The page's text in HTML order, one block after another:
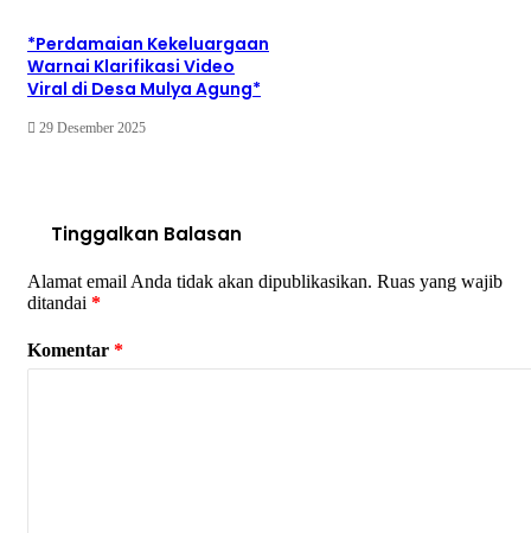
*Perdamaian Kekeluargaan
Warnai Klarifikasi Video
Viral di Desa Mulya Agung*
29 Desember 2025
Tinggalkan Balasan
Alamat email Anda tidak akan dipublikasikan. Ruas yang wajib
ditandai *
Komentar *